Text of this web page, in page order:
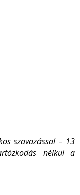
szavazással – 13
nélkül a